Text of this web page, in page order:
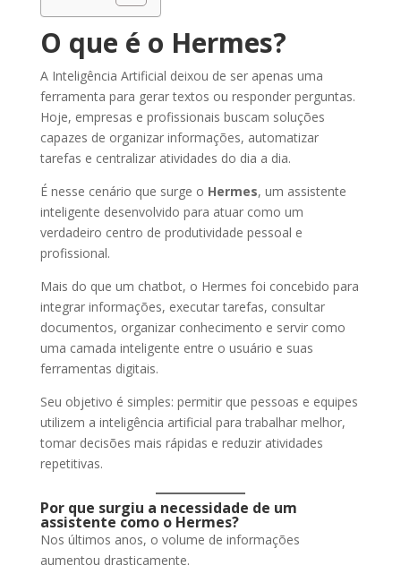
O que é o Hermes?
A Inteligência Artificial deixou de ser apenas uma
ferramenta para gerar textos ou responder perguntas.
Hoje, empresas e profissionais buscam soluções
capazes de organizar informações, automatizar
tarefas e centralizar atividades do dia a dia.
É nesse cenário que surge o Hermes, um assistente
inteligente desenvolvido para atuar como um
verdadeiro centro de produtividade pessoal e
profissional.
Mais do que um chatbot, o Hermes foi concebido para
integrar informações, executar tarefas, consultar
documentos, organizar conhecimento e servir como
uma camada inteligente entre o usuário e suas
ferramentas digitais.
Seu objetivo é simples: permitir que pessoas e equipes
utilizem a inteligência artificial para trabalhar melhor,
tomar decisões mais rápidas e reduzir atividades
repetitivas.
Por que surgiu a necessidade de um
assistente como o Hermes?
Nos últimos anos, o volume de informações
aumentou drasticamente.